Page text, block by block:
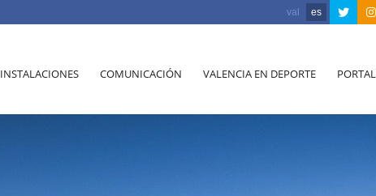
val es
INSTALACIONES COMUNICACIÓN VALENCIA EN DEPORTE